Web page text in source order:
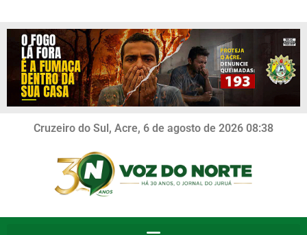
Cruzeiro do Sul, Acre, 6 de agosto de 2026 08:38